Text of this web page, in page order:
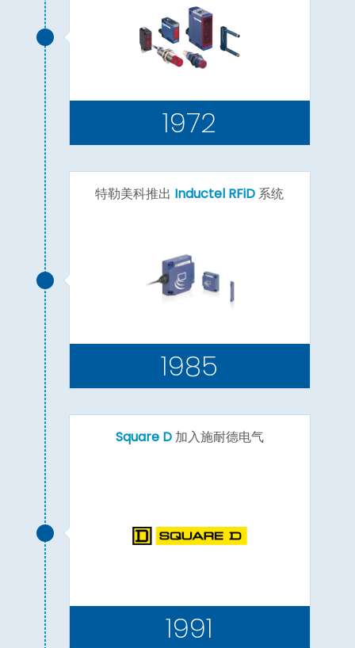
1972
特勒美科推出 Inductel RFiD系统
1985
Square D加入施耐德电气
1991